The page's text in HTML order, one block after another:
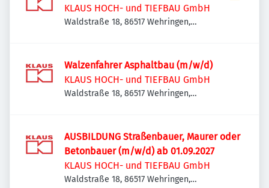
KLAUS HOCH- und TIEFBAU GmbH
Waldstraße 18, 86517 Wehringen,
Walzenfahrer Asphaltbau (m/w/d)
KLAUS HOCH- und TIEFBAU GmbH
Waldstraße 18, 86517 Wehringen,
AUSBILDUNG Straßenbauer, Maurer oder
Betonbauer (m/w/d) ab 01.09.2027
KLAUS HOCH- und TIEFBAU GmbH
Waldstraße 18, 86517 Wehringen,